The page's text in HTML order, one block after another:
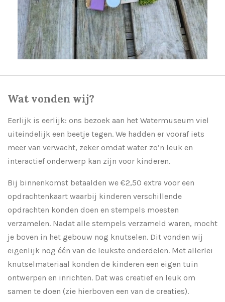
Wat vonden wij?
Eerlijk is eerlijk: ons bezoek aan het Watermuseum viel
uiteindelijk een beetje tegen. We hadden er vooraf iets
meer van verwacht, zeker omdat water zo’n leuk en
interactief onderwerp kan zijn voor kinderen.
Bij binnenkomst betaalden we €2,50 extra voor een
opdrachtenkaart waarbij kinderen verschillende
opdrachten konden doen en stempels moesten
verzamelen. Nadat alle stempels verzameld waren, mocht
je boven in het gebouw nog knutselen. Dit vonden wij
eigenlijk nog één van de leukste onderdelen. Met allerlei
knutselmateriaal konden de kinderen een eigen tuin
ontwerpen en inrichten. Dat was creatief en leuk om
samen te doen (zie hierboven een van de creaties).